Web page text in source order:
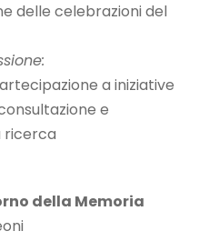
delle celebrazioni del
a iniziative
e
ricerca
della Memoria